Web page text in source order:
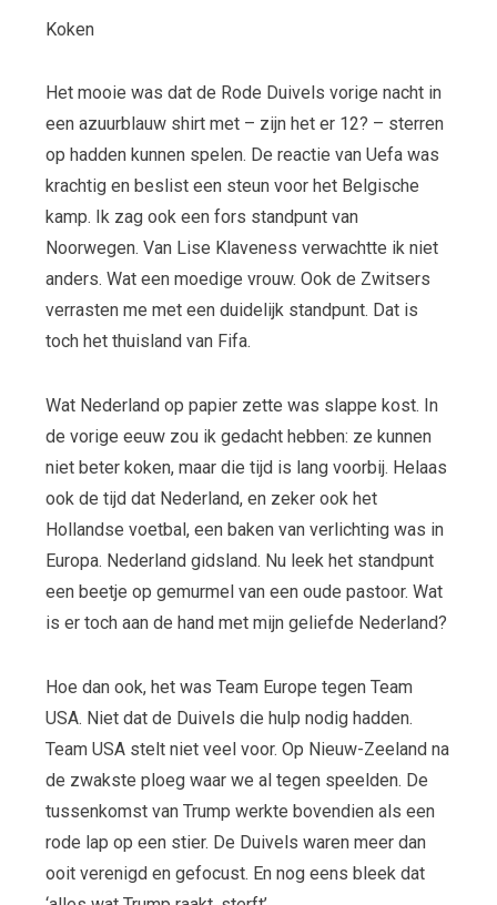
Koken
Het mooie was dat de Rode Duivels vorige nacht in
een azuurblauw shirt met – zijn het er 12? – sterren
op hadden kunnen spelen. De reactie van Uefa was
krachtig en beslist een steun voor het Belgische
kamp. Ik zag ook een fors standpunt van
Noorwegen. Van Lise Klaveness verwachtte ik niet
anders. Wat een moedige vrouw. Ook de Zwitsers
verrasten me met een duidelijk standpunt. Dat is
toch het thuisland van Fifa.
Wat Nederland op papier zette was slappe kost. In
de vorige eeuw zou ik gedacht hebben: ze kunnen
niet beter koken, maar die tijd is lang voorbij. Helaas
ook de tijd dat Nederland, en zeker ook het
Hollandse voetbal, een baken van verlichting was in
Europa. Nederland gidsland. Nu leek het standpunt
een beetje op gemurmel van een oude pastoor. Wat
is er toch aan de hand met mijn geliefde Nederland?
Hoe dan ook, het was Team Europe tegen Team
USA. Niet dat de Duivels die hulp nodig hadden.
Team USA stelt niet veel voor. Op Nieuw-Zeeland na
de zwakste ploeg waar we al tegen speelden. De
tussenkomst van Trump werkte bovendien als een
rode lap op een stier. De Duivels waren meer dan
ooit verenigd en gefocust. En nog eens bleek dat